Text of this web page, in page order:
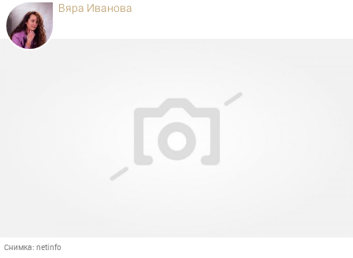
Снимка: netinfo
Вяра Иванова